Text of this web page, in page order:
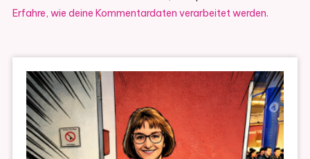
Erfahre, wie deine Kommentardaten verarbeitet werden.